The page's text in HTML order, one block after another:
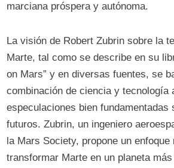
marciana próspera y autónoma.
La visión de Robert Zubrin sobre la
Marte, tal como se describe en su
on Mars” y en diversas fuentes, se
combinación de ciencia y tecnología
especulaciones bien fundamentadas
futuros. Zubrin, un ingeniero
la Mars Society, propone un
transformar Marte en un planeta